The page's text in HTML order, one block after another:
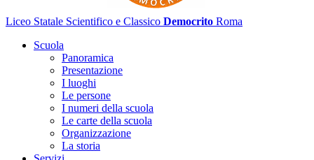
Liceo Statale Scientifico e Classico Democrito Roma
Scuola
Panoramica
Presentazione
I luoghi
Le persone
I numeri della scuola
Le carte della scuola
Organizzazione
La storia